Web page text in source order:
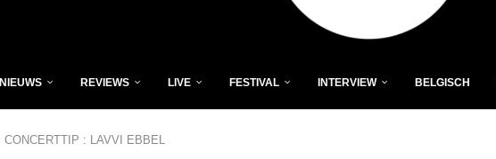
NIEUWS REVIEWS LIVE FESTIVAL INTERVIEW BELGISCH
CONCERTTIP : LAVVI EBBEL